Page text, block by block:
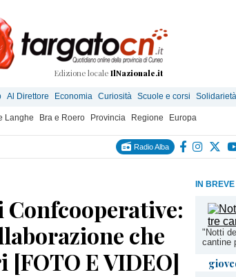
Edizione locale IlNazionale.it
Al Direttore Economia Curiosità Scuole e corsi Solidarietà
Langhe Bra e Roero Provincia Regione Europa
Radio Alba
IN BREVE
"Notti
cantine
che
E VIDEO]